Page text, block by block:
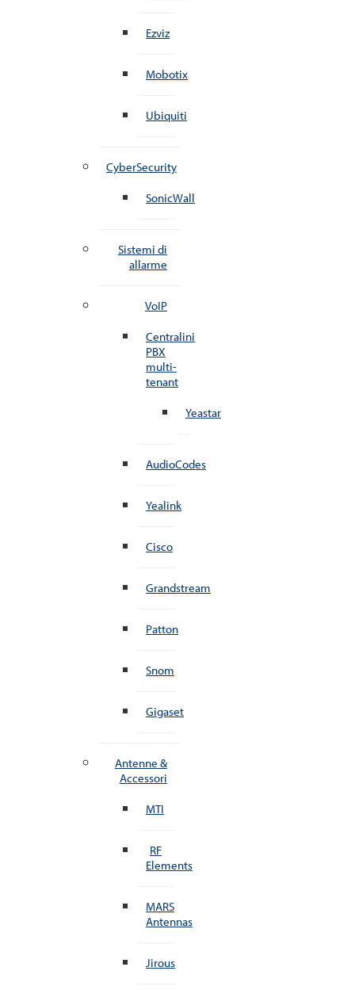
Ezviz
Mobotix
Ubiquiti
CyberSecurity
SonicWall
Sistemi di
allarme
VoIP
Centralini
PBX
multi-
tenant
Yeastar
AudioCodes
Yealink
Cisco
Grandstream
Patton
Snom
Gigaset
Antenne &
Accessori
MTI
RF
Elements
MARS
Antennas
Jirous